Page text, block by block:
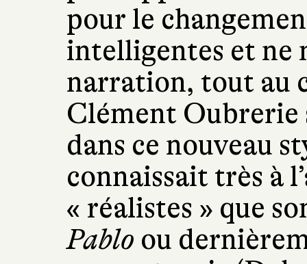
pour le
intelligentes et ne
narration, tout au
Clément Oubrerie
dans ce nouveau
connaissait très à
« réalistes » que
Pablo ou